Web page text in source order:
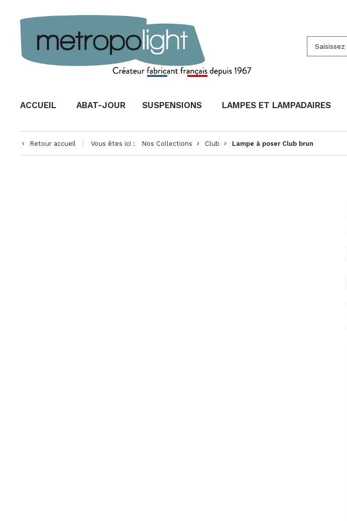
ACCUEIL ABAT-JOUR SUSPENSIONS LAMPES ET LAMPADAIRES
keyboard_arrow_left Retour accueil Vous êtes ici : Nos Collections keyboard_arrow_right Club keyboard_arrow_right Lampe à poser Club brun